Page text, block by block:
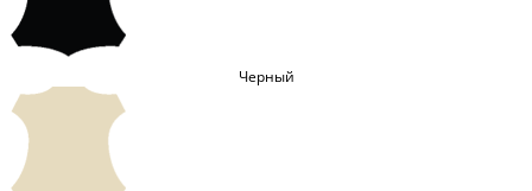
Черный